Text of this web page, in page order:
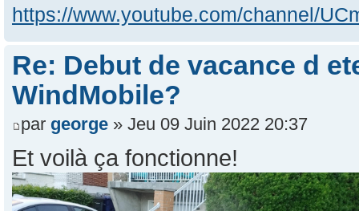
https://www.youtube.com/channel/
Re: Debut de vacance d
WindMobile?
par george » Jeu 09 Juin 2022 20:37
Et voilà ça fonctionne!